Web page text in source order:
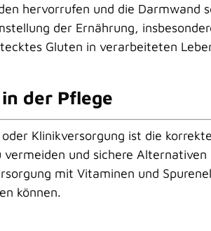
hervorrufen und die
der Ernährung,
Gluten in verarbeiteten
der Pflege
oder Klinikversorgung ist die
vermeiden und sichere
mit Vitaminen und
können.